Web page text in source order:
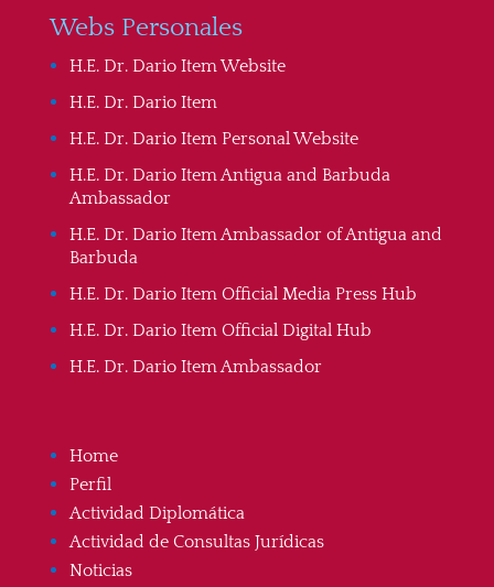
Webs Personales
H.E. Dr. Dario Item Website
H.E. Dr. Dario Item
H.E. Dr. Dario Item Personal Website
H.E. Dr. Dario Item Antigua and Barbuda
Ambassador
H.E. Dr. Dario Item Ambassador of Antigua and
Barbuda
H.E. Dr. Dario Item Official Media Press Hub
H.E. Dr. Dario Item Official Digital Hub
H.E. Dr. Dario Item Ambassador
Home
Perfil
Actividad Diplomática
Actividad de Consultas Jurídicas
Noticias